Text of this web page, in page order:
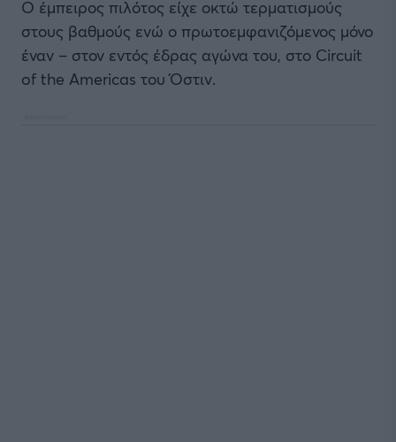
Ο έμπειρος πιλότος είχε οκτώ τερματισμούς
στους βαθμούς ενώ ο πρωτοεμφανιζόμενος μόνο
έναν – στον εντός έδρας αγώνα του, στο Circuit
of the Americas του Όστιν.